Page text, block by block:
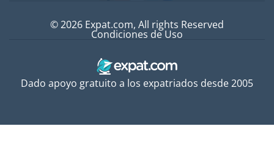
Dado apoyo gratuito a los expatriados desde 2005
© 2026 Expat.com, All rights Reserved
Condiciones de Uso